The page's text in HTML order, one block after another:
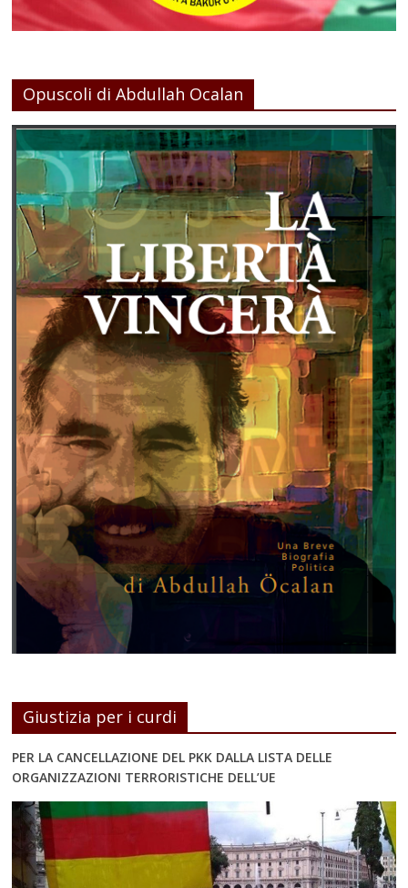
Opuscoli di Abdullah Ocalan
Giustizia per i curdi
PER LA CANCELLAZIONE DEL PKK DALLA LISTA DELLE
ORGANIZZAZIONI TERRORISTICHE DELL’UE